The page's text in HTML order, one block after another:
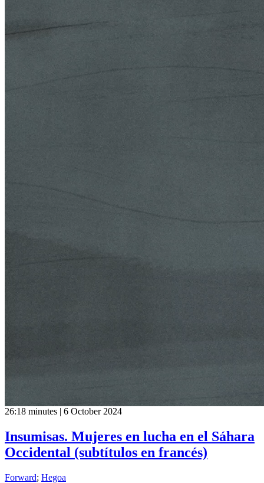
26:18 minutes | 6 October 2024
Insumisas. Mujeres en lucha en el Sáhara
Occidental (subtítulos en francés)
Forward; Hegoa